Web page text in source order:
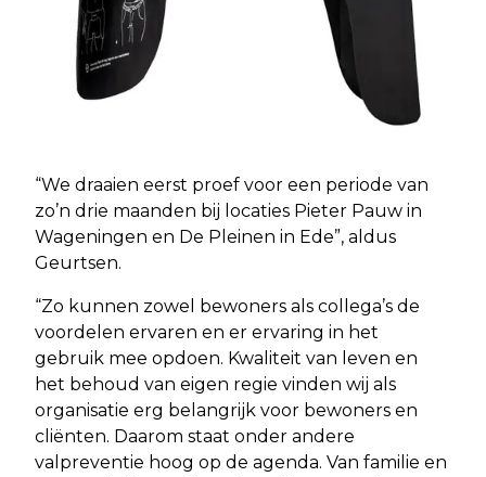
“We draaien eerst proef voor een periode van
zo’n drie maanden bij locaties Pieter Pauw in
Wageningen en De Pleinen in Ede”, aldus
Geurtsen.
“Zo kunnen zowel bewoners als collega’s de
voordelen ervaren en er ervaring in het
gebruik mee opdoen. Kwaliteit van leven en
het behoud van eigen regie vinden wij als
organisatie erg belangrijk voor bewoners en
cliënten. Daarom staat onder andere
valpreventie hoog op de agenda. Van familie en